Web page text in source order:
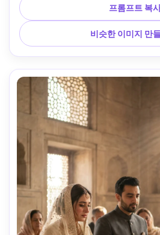
실적인 피부 및 원단 질감, 시네
프롬프트 복
비슷한 이미지 만